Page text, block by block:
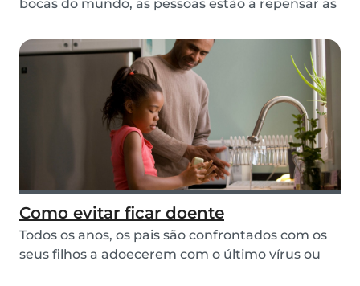
bocas do mundo, as pessoas estão a repensar as
Como evitar ficar doente
Todos os anos, os pais são confrontados com os
seus filhos a adoecerem com o último vírus ou